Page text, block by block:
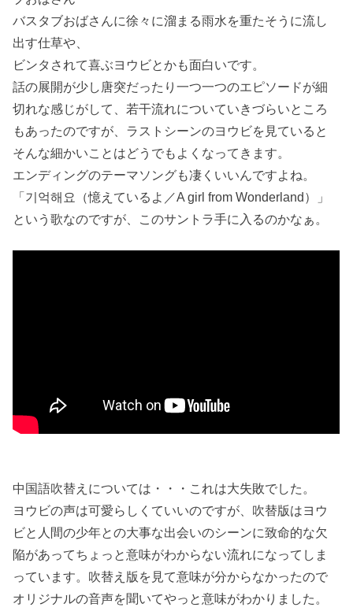
バスタブおばさんに徐々に溜まる雨水を重たそうに流し
出す仕草や、
ビンタされて喜ぶヨウビとかも面白いです。
話の展開が少し唐突だったり一つ一つのエピソードが細
切れな感じがして、若干流れについていきづらいところ
もあったのですが、ラストシーンのヨウビを見ていると
そんな細かいことはどうでもよくなってきます。
エンディングのテーマソングも凄くいいんですよね。
「기억해요（憶えているよ／A girl from Wonderland）」
という歌なのですが、このサントラ手に入るのかなぁ。
中国語吹替えについては・・・これは大失敗でした。
ヨウビの声は可愛らしくていいのですが、吹替版はヨウ
ビと人間の少年との大事な出会いのシーンに致命的な欠
陥があってちょっと意味がわからない流れになってしま
っています。吹替え版を見て意味が分からなかったので
オリジナルの音声を聞いてやっと意味がわかりました。